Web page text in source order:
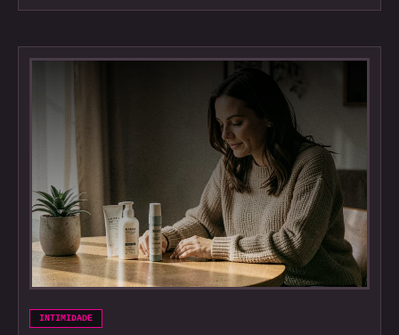
INTIMIDADE